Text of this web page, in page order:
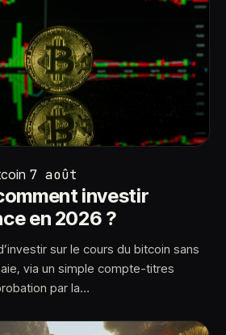
7 août
investir
en 2026 ?
sur le cours du bitcoin sans
via un simple compte-titres
par la…